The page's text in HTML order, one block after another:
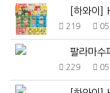
[하와이]
219
팔라마수
229